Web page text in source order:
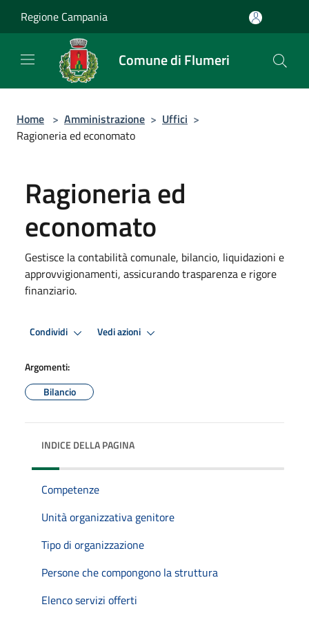
Regione Campania
Comune di Flumeri
Home > Amministrazione > Uffici >
Ragioneria ed economato
Ragioneria ed
economato
Gestisce la contabilità comunale, bilancio, liquidazioni e
approvvigionamenti, assicurando trasparenza e rigore
finanziario.
Condividi Vedi azioni
Argomenti:
Bilancio
INDICE DELLA PAGINA
Competenze
Unità organizzativa genitore
Tipo di organizzazione
Persone che compongono la struttura
Elenco servizi offerti